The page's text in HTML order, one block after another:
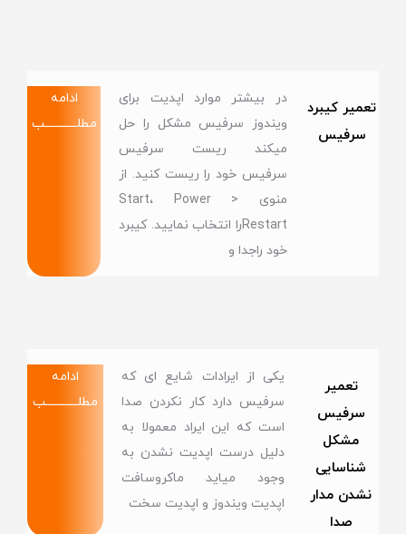
تعمیر کیبرد
سرفیس
در بیشتر موارد اپدیت برای
ویندوز سرفیس مشکل را حل
میکند ریست سرفیس
سرفیس خود را ریست کنید. از
منوی Start، Power >
Restartرا انتخاب نمایید. کیبرد
خود راجدا و
ادامه
مطلــــــــــــب
تعمیر
سرفیس
مشکل
شناسایی
نشدن مدار
صدا
یکی از ایرادات شایع ای که
سرفیس دارد کار نکردن صدا
است که این ایراد معمولا به
دلیل درست اپدیت نشدن به
وجود میاید ماکروسافت
اپدیت ویندوز و اپدیت سخت
ادامه
مطلــــــــــــب